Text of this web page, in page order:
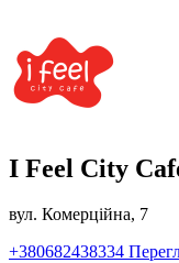
I Feel City
вул. Комерційна, 7
+380682438334